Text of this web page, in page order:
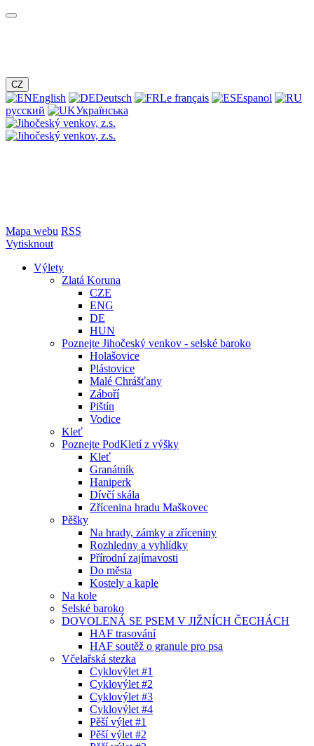
CZ
English Deutsch Le français
Espanol
русский
Українська
Mapa webu RSS
Vytisknout
Výlety
Zlatá Koruna
CZE
ENG
DE
HUN
Poznejte Jihočeský venkov - selské baroko
Holašovice
Plástovice
Malé Chrášťany
Záboří
Pištín
Vodice
Kleť
Poznejte PodKletí z výšky
Kleť
Granátník
Haniperk
Dívčí skála
Zřícenina hradu Maškovec
Pěšky
Na hrady, zámky a zříceniny
Rozhledny a vyhlídky
Přírodní zajímavosti
Do města
Kostely a kaple
Na kole
Selské baroko
DOVOLENÁ SE PSEM V JIŽNÍCH ČECHÁCH
HAF trasování
HAF soutěž o granule pro psa
Včelařská stezka
Cyklovýlet #1
Cyklovýlet #2
Cyklovýlet #3
Cyklovýlet #4
Pěší výlet #1
Pěší výlet #2